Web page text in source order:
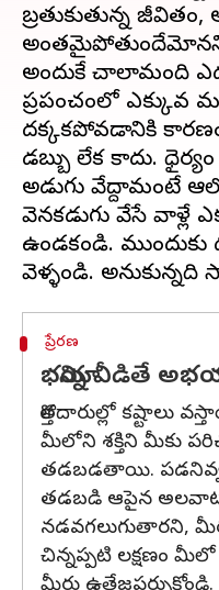
బ్రతుకుతున్న జీవితం,
అందుకే చాలామంది
ప్రపంచంలో ఎక్కువ
దక్కకపోవడానికి
డబ్బు లేక కాదు.
అడుగు వేద్దామంటే
వెనకడుగు వేసే వాళ్లే
ఉండకండి. ముందుకు
ప్రేరణ
భయాన్ని వీడితే
కొత్తదారుల్లో కష్టాలు
మీలోని శక్తిని మీకు
తడబడతాయి.
తడబడి ఆపైన
నడవగలుగుతారని,
చిన్నప్పటి లక్షణం